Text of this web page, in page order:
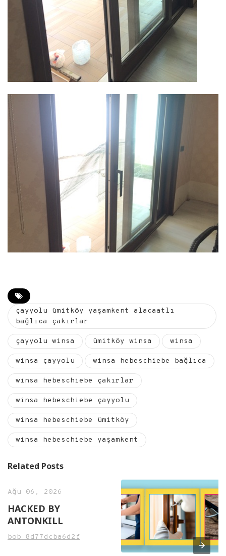
çayyolu ümitköy yaşamkent alacaatlı
bağlıca çakırlar
çayyolu winsa ümitköy winsa winsa
winsa çayyolu winsa hebeschiebe bağlıca
winsa hebeschiebe çakırlar
winsa hebeschiebe çayyolu
winsa hebeschiebe ümitköy
winsa hebeschiebe yaşamkent
Related Posts
Ağu 06, 2026
HACKED BY
ANTONKILL
bob_8d77dcba6d2f